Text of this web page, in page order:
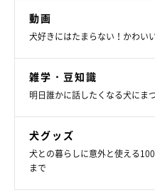
動画
犬好きにはたまらない！かわい
雑学・豆知識
明日誰かに話したくなる犬にま
犬グッズ
犬との暮らしに意外と使える
まで